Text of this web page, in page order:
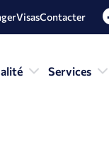
VisasContacter
Services